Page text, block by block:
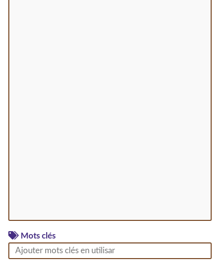
Mots clés